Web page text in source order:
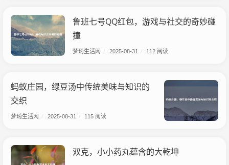
鲁班七号QQ红包，游戏与社交的奇妙碰
撞
梦琦生活网 2025-08-31 112 阅读
蚂蚁庄园，绿豆汤中传统美味与知识的
交织
梦琦生活网 2025-08-31 115 阅读
双克，小小药丸蕴含的大乾坤